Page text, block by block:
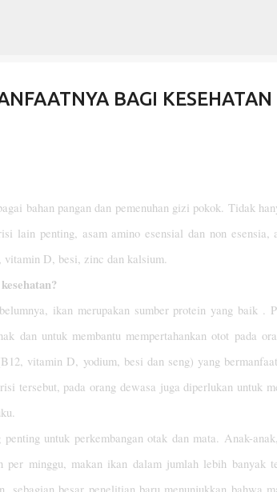
BAGI KESEHATAN
bahan pangan dan pemenuhan gizi pokok. Tidak
lain penting, asam amino esensial dan non esensia,
vitamin D, besi, zinc dan kalsium.
ikan merupakan sumber protein yang baik .
dan untuk membantu mempertahankan otot pada
vitamin D, yodium, besi dan seng) yang
tersebut, pada orang dewasa juga diperlukan untuk
untuk perkembangan otak dan mata. Anak-
per minggu, makan ikan dalam jumlah lebih banyak